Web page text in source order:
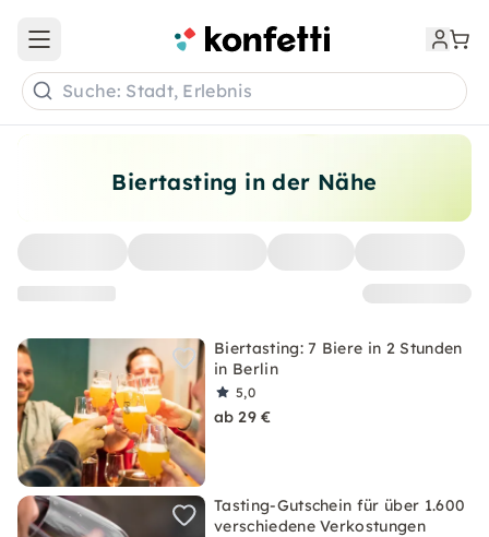
Biertasting in der Nähe
Biertasting: 7 Biere in 2 Stunden
in Berlin
5,0
ab 29 €
Tasting-Gutschein für über 1.600
verschiedene Verkostungen
Open main menu
Suche: Stadt, Erlebnis